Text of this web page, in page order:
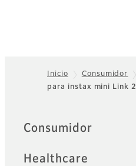
Footer
Inicio Consumidor
para instax mini Link 2
Sitemap
Consumidor
Healthcare